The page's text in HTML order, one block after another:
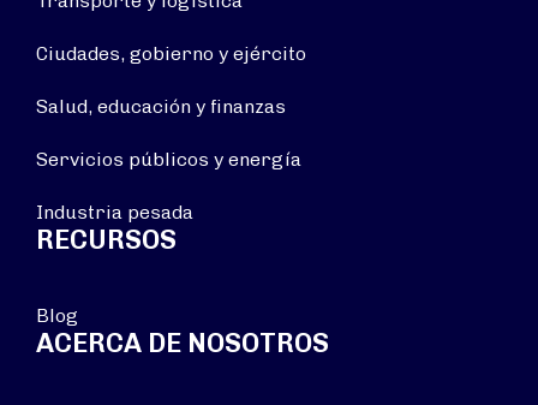
Ciudades, gobierno y ejército
Salud, educación y finanzas
Servicios públicos y energía
Industria pesada
RECURSOS
Blog
ACERCA DE NOSOTROS